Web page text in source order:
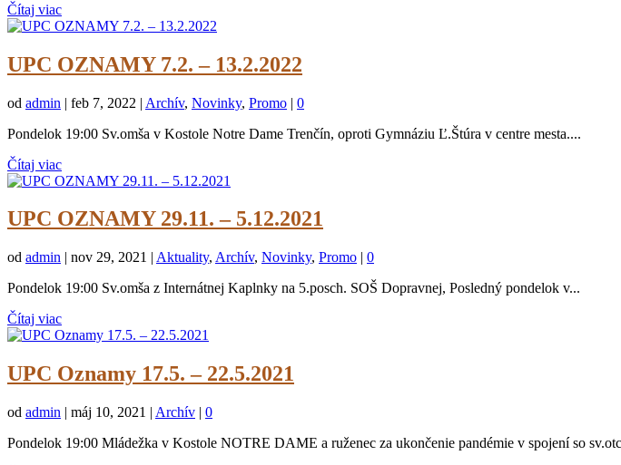
Čítaj viac
UPC OZNAMY 7.2. – 13.2.2022
od admin | feb 7, 2022 | Archív, Novinky, Promo | 0
Pondelok 19:00 Sv.omša v Kostole Notre Dame Trenčín, oproti Gymnáziu Ľ.Štúra v centre mesta....
Čítaj viac
UPC OZNAMY 29.11. – 5.12.2021
od admin | nov 29, 2021 | Aktuality, Archív, Novinky, Promo | 0
Pondelok 19:00 Sv.omša z Internátnej Kaplnky na 5.posch. SOŠ Dopravnej, Posledný pondelok v...
Čítaj viac
UPC Oznamy 17.5. – 22.5.2021
od admin | máj 10, 2021 | Archív | 0
Pondelok 19:00 Mládežka v Kostole NOTRE DAME a ruženec za ukončenie pandémie v spojení so